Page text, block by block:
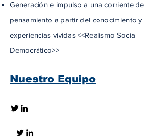
Generación e impulso a una corriente de
pensamiento a partir del conocimiento y
experiencias vividas <<Realismo Social
Democrático>>
Nuestro Equipo